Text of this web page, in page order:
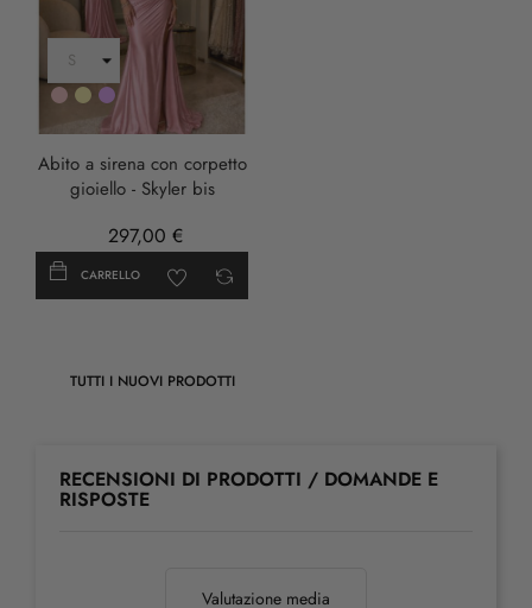
RosaOroLILLA
Abito a sirena con corpetto
gioiello - Skyler bis
297,00 €
CARRELLO
TUTTI I NUOVI PRODOTTI
RECENSIONI DI PRODOTTI / DOMANDE E
RISPOSTE
Valutazione media